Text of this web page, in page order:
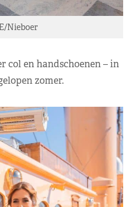
Nieboer
col en handschoenen – in
zomer.